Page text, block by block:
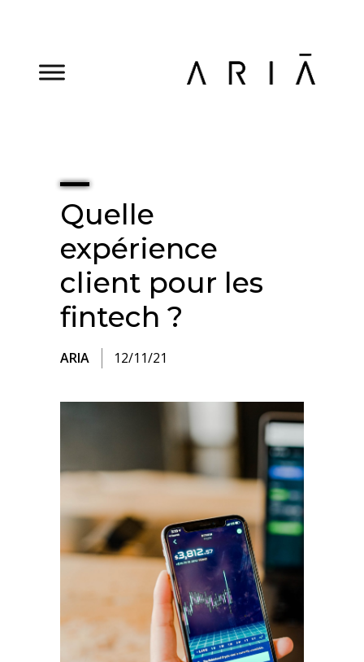
Quelle
expérience
client pour les
fintech ?
ARIA 12/11/21